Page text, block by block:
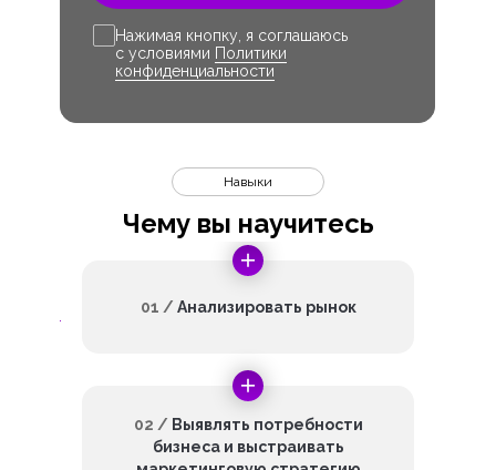
Нажимая кнопку, я соглашаюсь
с условиями Политики
конфиденциальности
Чему вы научитесь
Навыки
01 / Анализировать рынок
02 / Выявлять потребности
бизнеса и выстраивать